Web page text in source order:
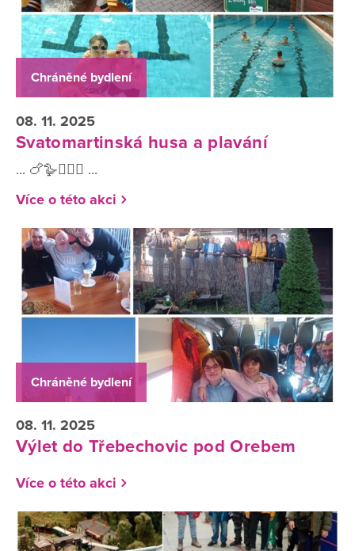
Chráněné bydlení
08. 11. 2025
Svatomartinská husa a plavání
... 🍗🪿🏊🏻‍♂️ ...
Více o této akci
Chráněné bydlení
08. 11. 2025
Výlet do Třebechovic pod Orebem
Více o této akci